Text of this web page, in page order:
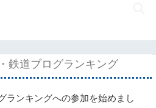
鉄道ブログランキング
ランキングへの参加を始めまし